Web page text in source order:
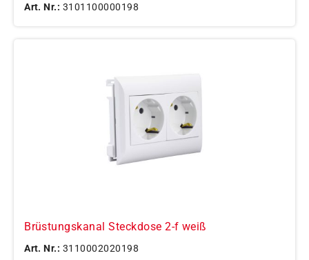
Art. Nr.: 3101100000198
Brüstungskanal Steckdose 2-f weiß
Art. Nr.: 3110002020198